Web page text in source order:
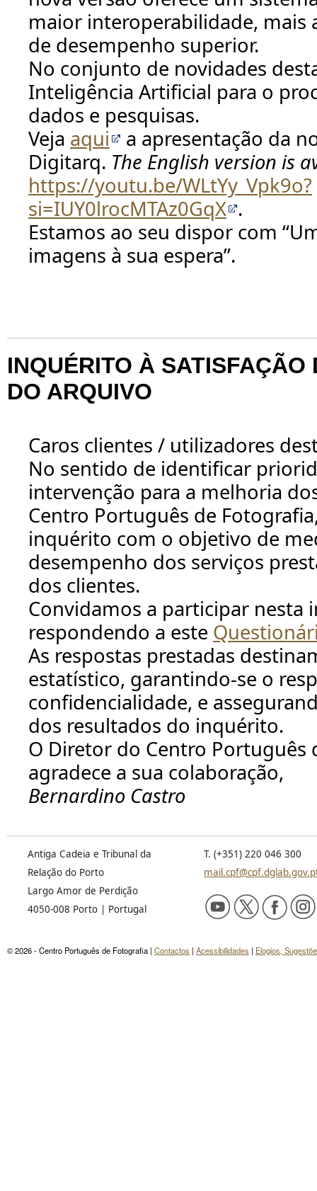
maior interoperabilidade, mais
de desempenho superior.
No conjunto de novidades
Inteligência Artificial para o
dados e pesquisas.
Veja aqui
a apresentação da
Digitarq. The English version is
https://youtu.be/WLtYy_Vpk9o?
si=IUY0lrocMTAz0GqX .
Estamos ao seu dispor com
imagens à sua espera”.
INQUÉRITO À SATISFAÇÃO
DO ARQUIVO
Caros clientes / utilizadores
No sentido de identificar
intervenção para a melhoria
Centro Português de
inquérito com o objetivo de
desempenho dos serviços
dos clientes.
Convidamos a participar nesta
respondendo a este
As respostas prestadas
estatístico, garantindo-se o
confidencialidade, e
dos resultados do inquérito.
O Diretor do Centro Português
agradece a sua colaboração,
Bernardino Castro
Antiga Cadeia e Tribunal da
Relação do Porto
Largo Amor de Perdição
4050-008 Porto | Portugal
T. (+351) 220 046 300
© 2026 - Centro Português de Fotografia | Contactos | Acessibilidades | Elogios,